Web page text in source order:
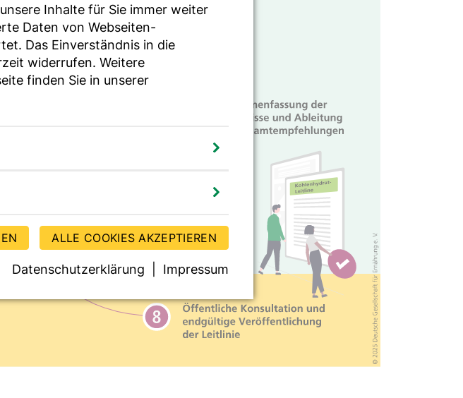
Inhalte für Sie immer weiter
Daten von Webseiten-
Das Einverständnis in die
widerrufen. Weitere
finden Sie in unserer
ALLE COOKIES AKZEPTIEREN
Datenschutzerklärung Impressum